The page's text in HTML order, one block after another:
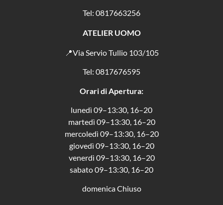
Tel: 0817663256
ATELIER UOMO
📍Via Servio Tullio 103/105
Tel: 0817676595
Orari di Apertura:
lunedì 09–13:30, 16–20
martedì 09–13:30, 16–20
mercoledì 09–13:30, 16–20
giovedì 09–13:30, 16–20
venerdì 09–13:30, 16–20
sabato 09–13:30, 16–20
domenica Chiuso